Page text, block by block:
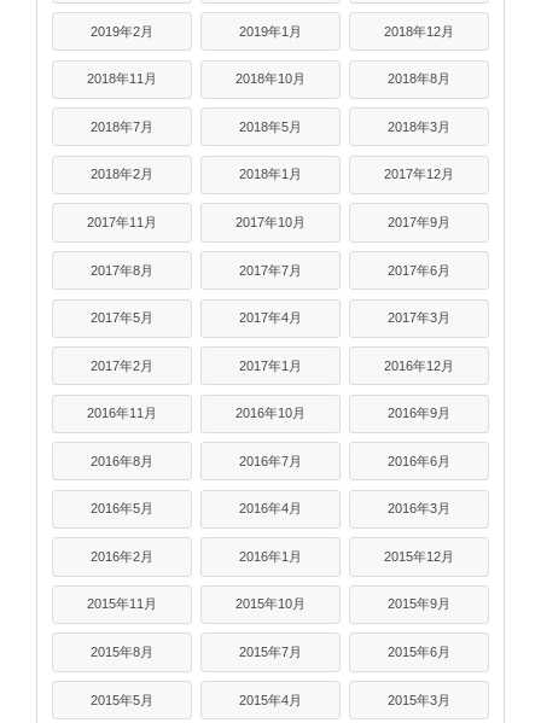
2019年2月 2019年1月 2018年12月
2018年11月 2018年10月 2018年8月
2018年7月 2018年5月 2018年3月
2018年2月 2018年1月 2017年12月
2017年11月 2017年10月 2017年9月
2017年8月 2017年7月 2017年6月
2017年5月 2017年4月 2017年3月
2017年2月 2017年1月 2016年12月
2016年11月 2016年10月 2016年9月
2016年8月 2016年7月 2016年6月
2016年5月 2016年4月 2016年3月
2016年2月 2016年1月 2015年12月
2015年11月 2015年10月 2015年9月
2015年8月 2015年7月 2015年6月
2015年5月 2015年4月 2015年3月